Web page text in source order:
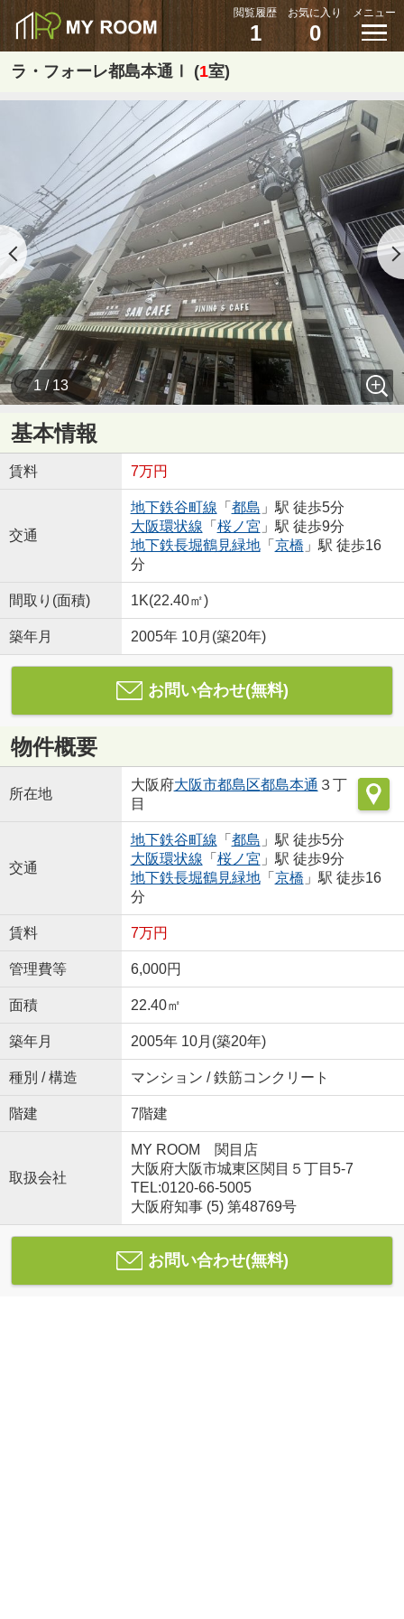
閲覧履歴
1
お気に入り
0
メニュー
ラ・フォーレ都島本通Ⅰ (1室)
1 / 13
基本情報
賃料 7万円
交通
地下鉄谷町線 「 都島 」駅 徒歩5分
大阪環状線 「 桜ノ宮 」駅 徒歩9分
地下鉄長堀鶴見緑地「 京橋 」駅 徒歩16
分
間取り(面積) 1K(22.40㎡)
築年月 2005年 10月(築20年)
お問い合わせ(無料)
物件概要
所在地
大阪府大阪市都島区都島本通 ３丁
目
交通
地下鉄谷町線 「 都島 」駅 徒歩5分
大阪環状線 「 桜ノ宮 」駅 徒歩9分
地下鉄長堀鶴見緑地「 京橋 」駅 徒歩16
分
賃料 7万円
管理費等 6,000円
面積 22.40㎡
築年月 2005年 10月(築20年)
種別 / 構造 マンション / 鉄筋コンクリート
階建 7階建
取扱会社
MY ROOM 関目店
大阪府大阪市城東区関目５丁目5-7
TEL:0120-66-5005
大阪府知事 (5) 第48769号
お問い合わせ(無料)